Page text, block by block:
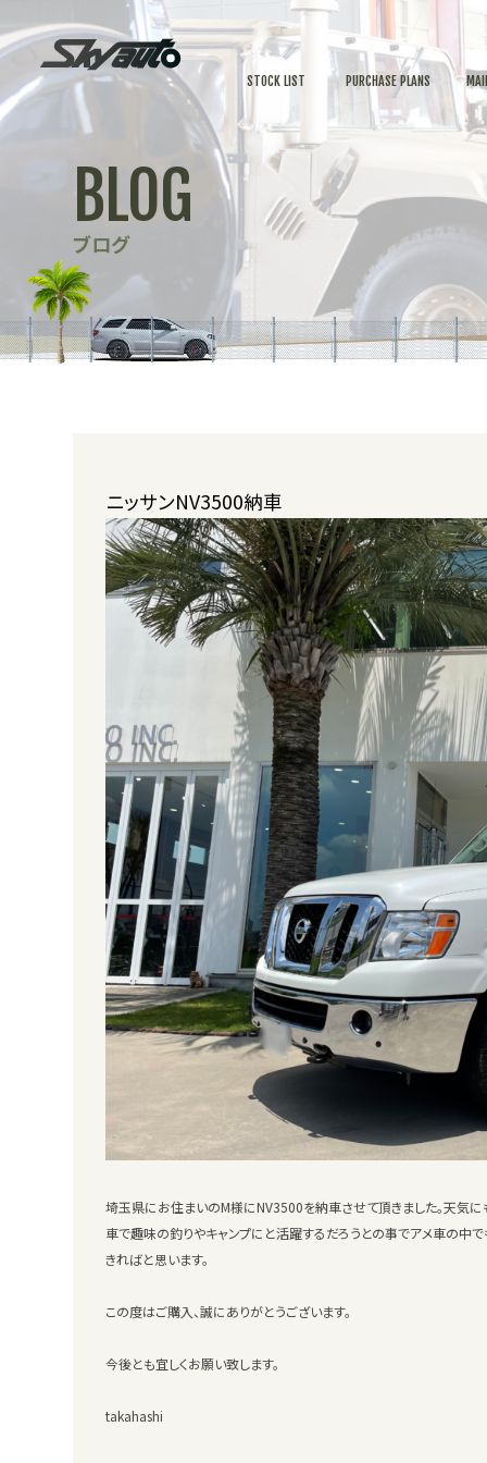
STOCK LIST PURCHASE PLANS
BLOG
ブログ
ニッサンNV3500納車
埼玉県にお住まいのM様にNV3500を納車させて頂きました。天気
車で趣味の釣りやキャンプにと活躍するだろうとの事でアメ車の中
きればと思います。
この度はご購入、誠にありがとうございます。
今後とも宜しくお願い致します。
takahashi